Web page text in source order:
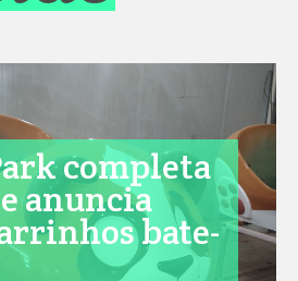
completa
anuncia
bate-